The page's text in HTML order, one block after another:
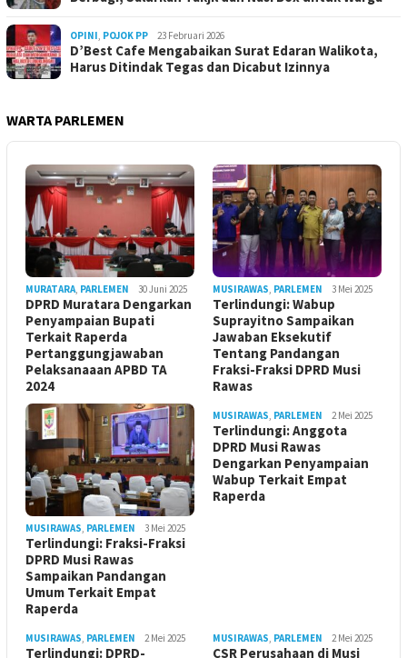
OPINI, POJOK PP 23 Februari 2026
D’Best Cafe Mengabaikan Surat Edaran Walikota,
Harus Ditindak Tegas dan Dicabut Izinnya
WARTA PARLEMEN
MURATARA, PARLEMEN 30 Juni 2025
DPRD Muratara Dengarkan
Penyampaian Bupati
Terkait Raperda
Pertanggungjawaban
Pelaksanaaan APBD TA
2024
MUSIRAWAS, PARLEMEN 3 Mei 2025
Terlindungi: Wabup
Suprayitno Sampaikan
Jawaban Eksekutif
Tentang Pandangan
Fraksi-Fraksi DPRD Musi
Rawas
MUSIRAWAS, PARLEMEN 3 Mei 2025
Terlindungi: Fraksi-Fraksi
DPRD Musi Rawas
Sampaikan Pandangan
Umum Terkait Empat
Raperda
MUSIRAWAS, PARLEMEN 2 Mei 2025
Terlindungi: Anggota
DPRD Musi Rawas
Dengarkan Penyampaian
Wabup Terkait Empat
Raperda
MUSIRAWAS, PARLEMEN 2 Mei 2025
Terlindungi: DPRD-
MUSIRAWAS, PARLEMEN 2 Mei 2025
CSR Perusahaan di Musi